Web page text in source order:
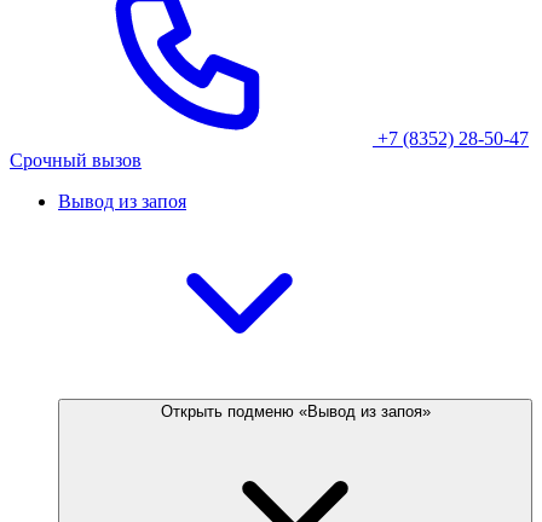
+7 (8352) 28-50-47
Срочный вызов
Вывод из запоя
Открыть подменю «Вывод из запоя»